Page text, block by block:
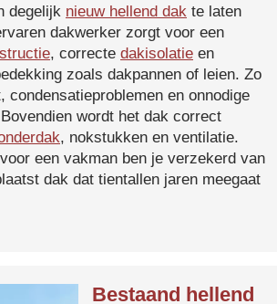
degelijk nieuw hellend dak te laten
dakwerker zorgt voor een
, correcte dakisolatie en
zoals dakpannen of leien. Zo
condensatieproblemen en onnodige
wordt het dak correct
, nokstukken en ventilatie.
een vakman ben je verzekerd van
dak dat tientallen jaren meegaat
Bestaand hellend